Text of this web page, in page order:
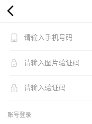
账号登录